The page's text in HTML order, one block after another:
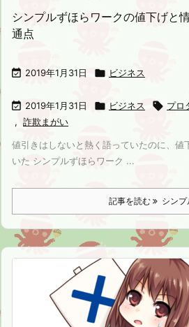
シンプルずほらワークの値下げと
通点
 2019年1月31日  ビジネス
 2019年1月31日  ビジネス  プロ
, 詐欺まがい
値引きはしないと熱く語っていたのに、値
いた シンプルずほらワーク ...
記事を読む シンプ